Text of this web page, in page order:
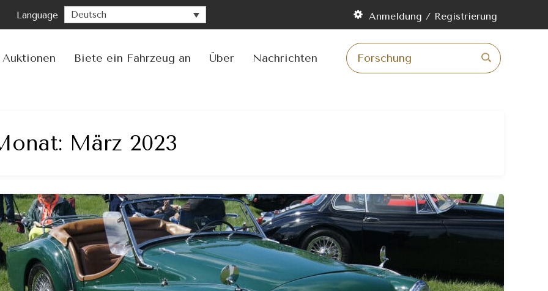
Language Deutsch
Inhalt
Anmeldung / Registrierung
Auktionen Biete ein Fahrzeug an Über Nachrichten
März 2023